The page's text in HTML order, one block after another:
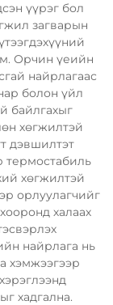
үүрэг бол
загварын
Орчин үеийн
найрлагаас
болон үйл
байлгахыг
хөгжилтэй
дэвшилтэт
термостабиль
хөгжилтэй
орлуулагчийг
халаах
найрлага нь
хэмжээгээр
хадгална.